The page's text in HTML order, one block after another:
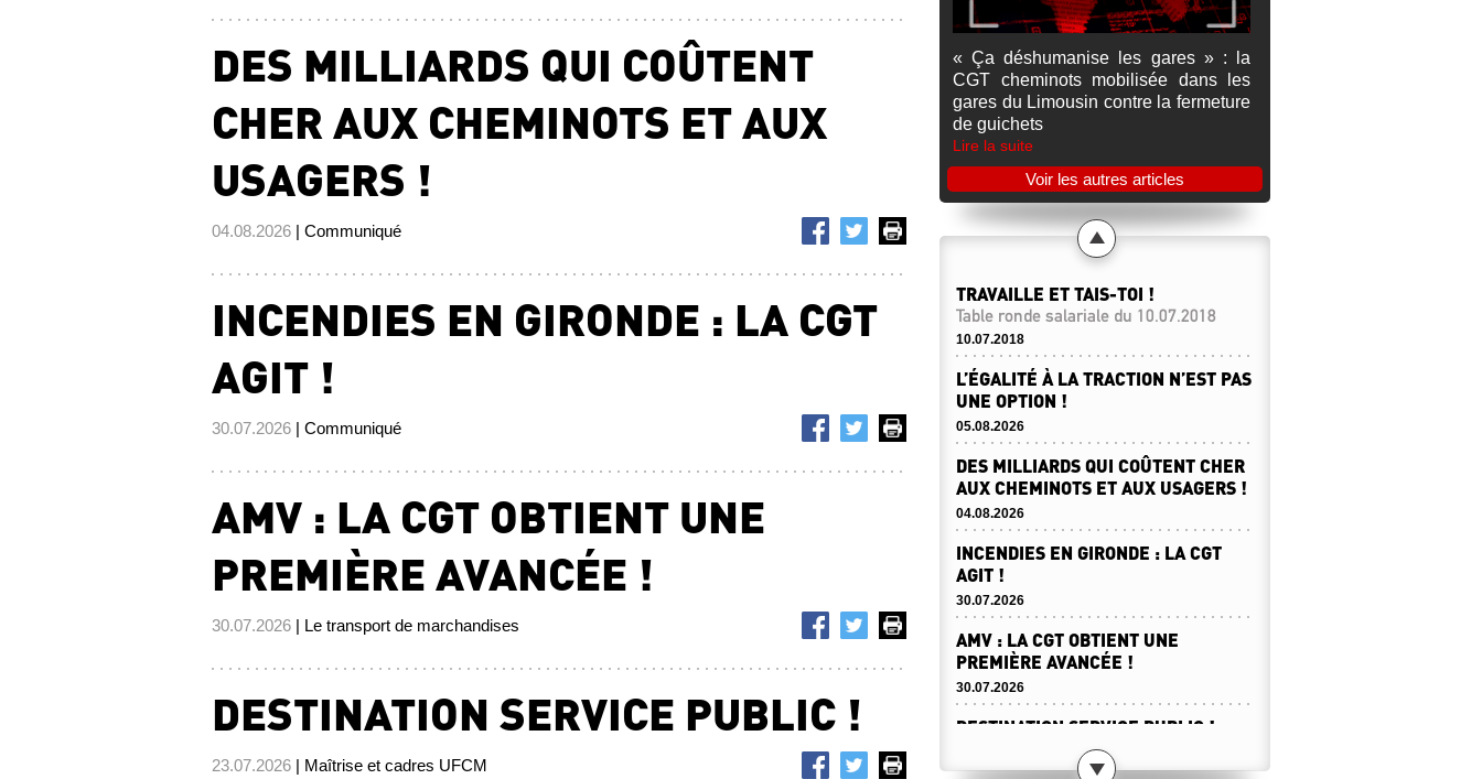
DES MILLIARDS QUI COÛTENT
CHER AUX CHEMINOTS ET AUX
USAGERS !
04.08.2026 | Communiqué
INCENDIES EN GIRONDE : LA CGT
AGIT !
30.07.2026 | Communiqué
AMV : LA CGT OBTIENT UNE
PREMIÈRE AVANCÉE !
30.07.2026 | Le transport de marchandises
DESTINATION SERVICE PUBLIC !
23.07.2026 | Maîtrise et cadres UFCM
« Ça déshumanise les gares » : la
CGT cheminots mobilisée dans les
gares du Limousin contre la fermeture
de guichets
Lire la suite
Voir les autres articles
TRAVAILLE ET TAIS-TOI !
Table ronde salariale du 10.07.2018
10.07.2018
L’ÉGALITÉ À LA TRACTION N’EST PAS
UNE OPTION !
05.08.2026
DES MILLIARDS QUI COÛTENT CHER
AUX CHEMINOTS ET AUX USAGERS !
04.08.2026
INCENDIES EN GIRONDE : LA CGT
AGIT !
30.07.2026
AMV : LA CGT OBTIENT UNE
PREMIÈRE AVANCÉE !
30.07.2026
DESTINATION SERVICE PUBLIC !